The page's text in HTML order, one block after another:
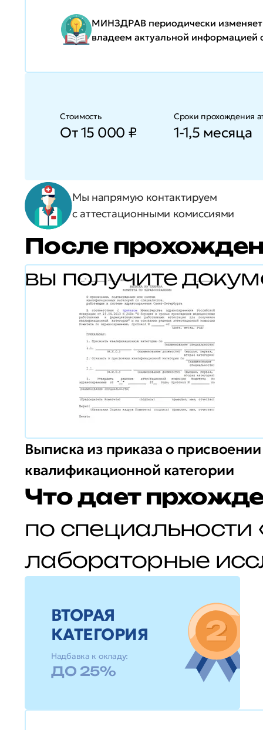
МИНЗДРАВ периодически изменяет
владеем актуальной информацией
Стоимость
От 15 000 ₽
Сроки прохождения
1-1,5 месяца
Мы напрямую контактируем
с аттестационными комиссиями
После
вы получите
Выписка из приказа о присвоении
квалификационной категории
Что дает
по специальности
лабораторные
ВТОРАЯ
КАТЕГОРИЯ
Надбавка к окладу:
ДО 25%